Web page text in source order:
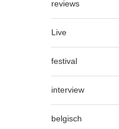
reviews
Live
festival
interview
belgisch